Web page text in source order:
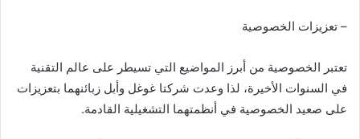
– تعزيزات الخصوصية
تعتبر الخصوصية من أبرز المواضيع التي تسيطر على عالم التقنية
في السنوات الأخيرة، لذا وعدت شركتا غوغل وأبل زبائنهما بتعزيزات
على صعيد الخصوصية في أنظمتهما التشغيلية القادمة.